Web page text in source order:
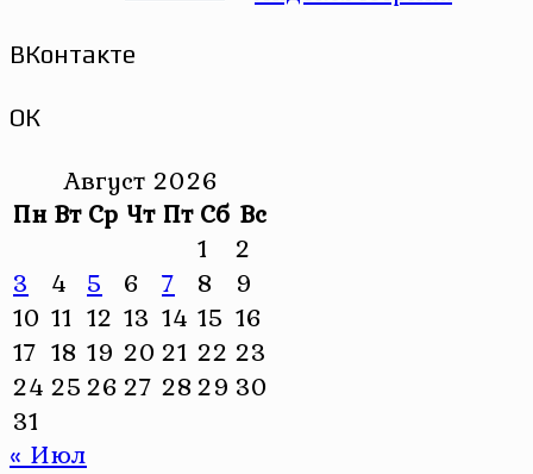
ВКонтакте
ОК
Август 2026
Пн Вт Ср Чт Пт Сб Вс
1
2
3
4 5 6 7 8
9
10 11 12 13 14 15 16
17 18 19 20 21 22 23
24 2526 27 2829 30
31
« Июл